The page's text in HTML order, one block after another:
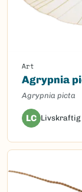
Art
Agrypnia
Agrypnia picta
LC Livskraftig